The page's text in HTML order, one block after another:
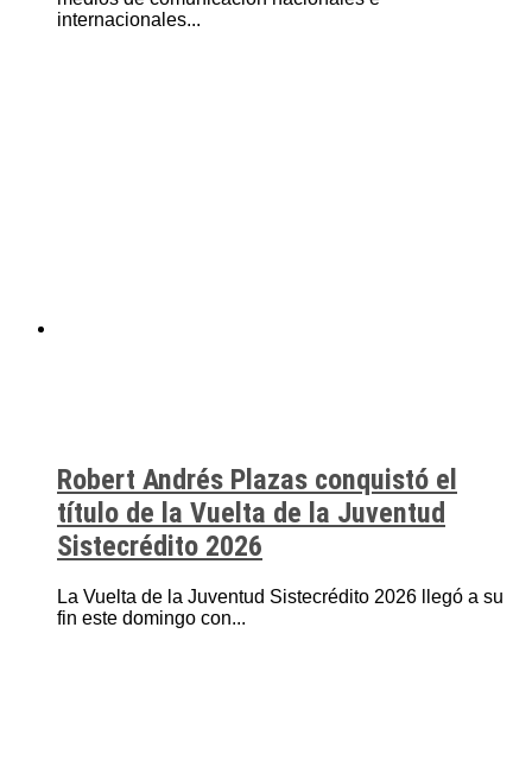
internacionales...
Robert Andrés Plazas conquistó el
título de la Vuelta de la Juventud
Sistecrédito 2026
La Vuelta de la Juventud Sistecrédito 2026 llegó a su
fin este domingo con...